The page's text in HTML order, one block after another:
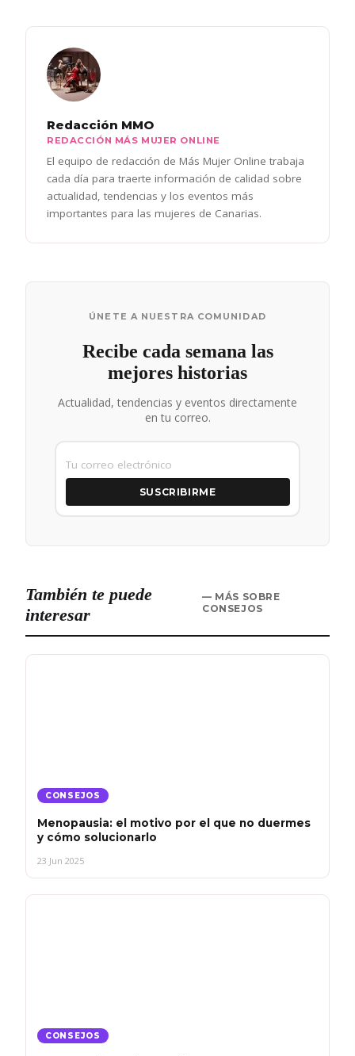
Redacción MMO
REDACCIÓN MÁS MUJER ONLINE
El equipo de redacción de Más Mujer Online trabaja
cada día para traerte información de calidad sobre
actualidad, tendencias y los eventos más
importantes para las mujeres de Canarias.
ÚNETE A NUESTRA COMUNIDAD
Recibe cada semana las
mejores historias
Actualidad, tendencias y eventos directamente
en tu correo.
SUSCRIBIRME
También te puede
interesar
— MÁS SOBRE
CONSEJOS
CONSEJOS
Menopausia: el motivo por el que no duermes
y cómo solucionarlo
23 Jun 2025
CONSEJOS